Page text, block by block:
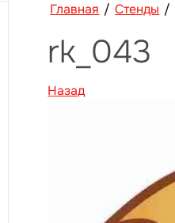
Главная / Стенды /
rk_043
Назад